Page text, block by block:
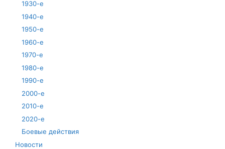
1930-е
1940-е
1950-е
1960-е
1970-е
1980-е
1990-е
2000-е
2010-е
2020-е
Боевые действия
Новости